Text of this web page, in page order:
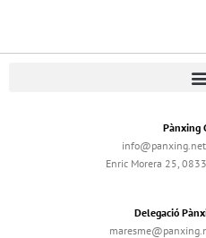
Pànxing
Enric Morera 25,
Delegació